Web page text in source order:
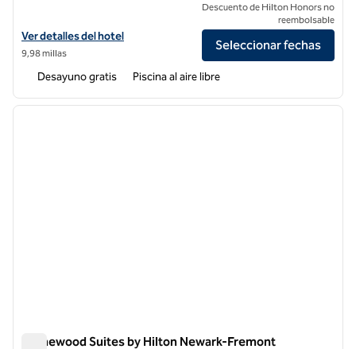
Ver detalles del hotel Homewood Suites by Hilton Sunnyvale - Silicon
Ver detalles del hotel
9,98 millas
Descuento de Hilton Honors no
reembolsable
Seleccionar fechas
Desayuno gratis Piscina al aire libre
1 de 12
Homewood Suites by Hilton Newark-Fremont